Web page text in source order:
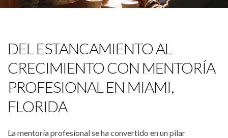
DEL ESTANCAMIENTO AL
CRECIMIENTO CON MENTORÍA
PROFESIONAL EN MIAMI,
FLORIDA
La mentoría profesional se ha convertido en un pilar